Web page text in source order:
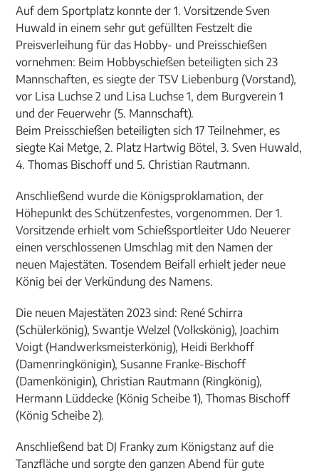
Auf dem Sportplatz konnte der 1. Vorsitzende Sven
Huwald in einem sehr gut gefüllten Festzelt die
Preisverleihung für das Hobby- und Preisschießen
vornehmen: Beim Hobbyschießen beteiligten sich 23
Mannschaften, es siegte der TSV Liebenburg (Vorstand),
vor Lisa Luchse 2 und Lisa Luchse 1, dem Burgverein 1
und der Feuerwehr (5. Mannschaft).
Beim Preisschießen beteiligten sich 17 Teilnehmer, es
siegte Kai Metge, 2. Platz Hartwig Bötel, 3. Sven Huwald,
4. Thomas Bischoff und 5. Christian Rautmann.
Anschließend wurde die Königsproklamation, der
Höhepunkt des Schützenfestes, vorgenommen. Der 1.
Vorsitzende erhielt vom Schießsportleiter Udo Neuerer
einen verschlossenen Umschlag mit den Namen der
neuen Majestäten. Tosendem Beifall erhielt jeder neue
König bei der Verkündung des Namens.
Die neuen Majestäten 2023 sind: René Schirra
(Schülerkönig), Swantje Welzel (Volkskönig), Joachim
Voigt (Handwerksmeisterkönig), Heidi Berkhoff
(Damenringkönigin), Susanne Franke-Bischoff
(Damenkönigin), Christian Rautmann (Ringkönig),
Hermann Lüddecke (König Scheibe 1), Thomas Bischoff
(König Scheibe 2).
Anschließend bat DJ Franky zum Königstanz auf die
Tanzfläche und sorgte den ganzen Abend für gute